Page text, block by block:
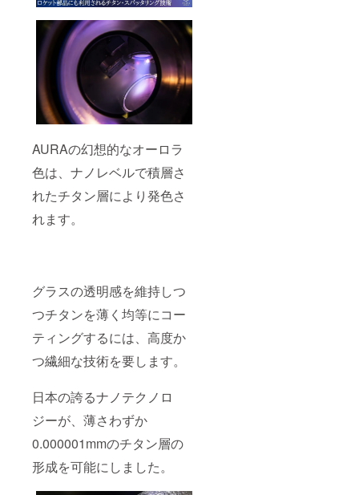
AURAの幻想的なオーロラ
色は、ナノレベルで積層さ
れたチタン層により発色さ
れます。
グラスの透明感を維持しつ
つチタンを薄く均等にコー
ティングするには、高度か
つ繊細な技術を要します。
日本の誇るナノテクノロ
ジーが、薄さわずか
0.000001mmのチタン層の
形成を可能にしました。